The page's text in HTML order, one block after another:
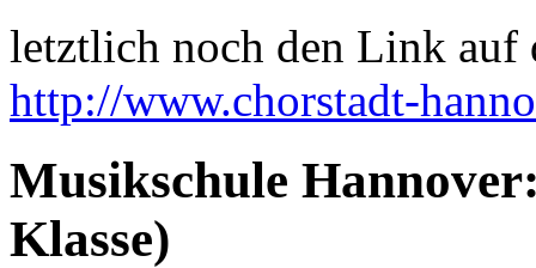
letztlich noch den Link auf
http://www.chorstadt-
Musikschule
Klasse)